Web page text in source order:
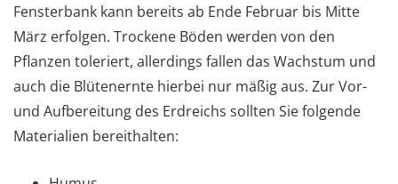
Fensterbank kann bereits ab Ende Februar bis Mitte
März erfolgen. Trockene Böden werden von den
Pflanzen toleriert, allerdings fallen das Wachstum und
auch die Blütenernte hierbei nur mäßig aus. Zur Vor-
und Aufbereitung des Erdreichs sollten Sie folgende
Materialien bereithalten: